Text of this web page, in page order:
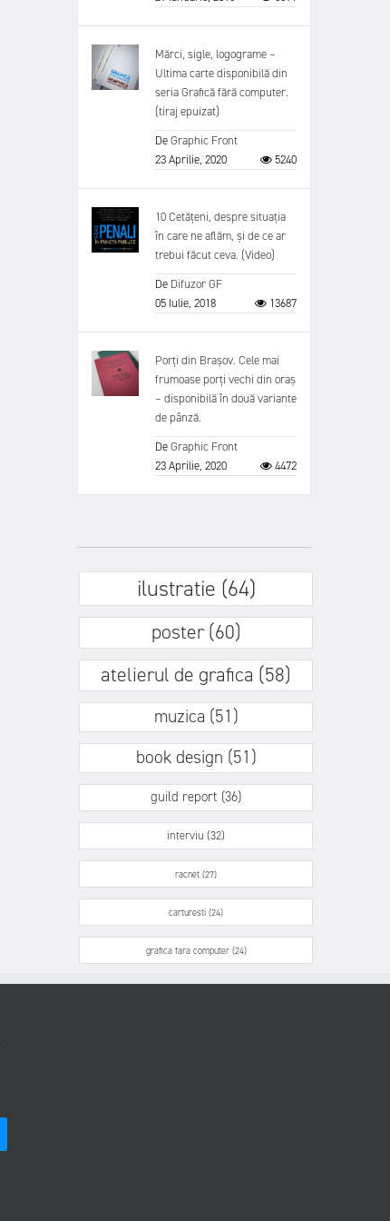
Mărci, sigle, logograme –
Ultima carte disponibilă din
seria Grafică fără computer.
(tiraj epuizat)
DeGraphic Front
23 Aprilie, 2020
5240
10 Cetățeni, despre situația
în care ne aflăm, și de ce ar
trebui făcut ceva. (Video)
De Difuzor GF
05 Iulie, 2018
13687
Porți din Brașov. Cele mai
frumoase porți vechi din oraș
– disponibilă în două variante
de pânză.
DeGraphic Front
23 Aprilie, 2020
4472
ilustratie (64)
poster (60)
atelierul de grafica (58)
muzica (51)
book design (51)
guild report (36)
interviu (32)
racnet (27)
carturesti (24)
grafica fara computer (24)